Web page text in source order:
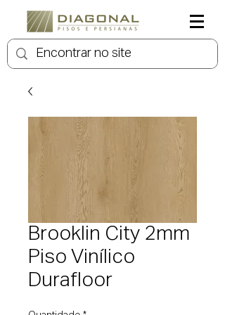
Brooklin City 2mm
Piso Vinílico
Durafloor